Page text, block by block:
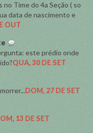
Time do 4a Seção ( so
data de nascimento e
OUT
este prédio onde
QUA, 30 DE SET
DOM, 27 DE SET
13 DE SET